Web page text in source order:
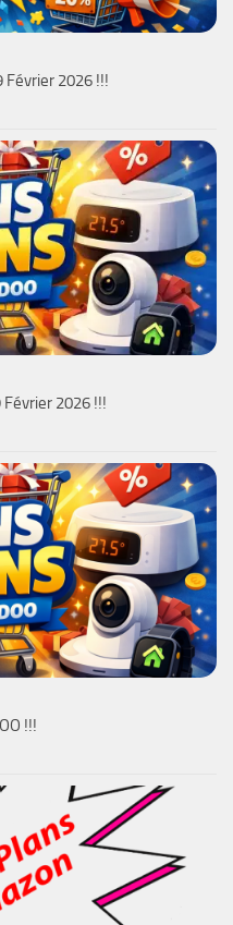
Février 2026 !!!
Février 2026 !!!
!!!